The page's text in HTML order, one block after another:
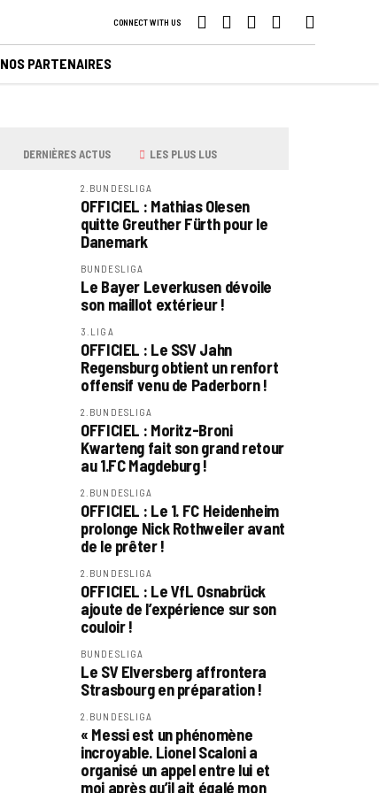
CONNECT WITH US
NOS PARTENAIRES
DERNIÈRES ACTUS LES PLUS LUS
2.BUNDESLIGA
OFFICIEL : Mathias Olesen
quitte Greuther Fürth pour le
Danemark
BUNDESLIGA
Le Bayer Leverkusen dévoile
son maillot extérieur !
3.LIGA
OFFICIEL : Le SSV Jahn
Regensburg obtient un renfort
offensif venu de Paderborn !
2.BUNDESLIGA
OFFICIEL : Moritz-Broni
Kwarteng fait son grand retour
au 1.FC Magdeburg !
2.BUNDESLIGA
OFFICIEL : Le 1. FC Heidenheim
prolonge Nick Rothweiler avant
de le prêter !
2.BUNDESLIGA
OFFICIEL : Le VfL Osnabrück
ajoute de l’expérience sur son
couloir !
BUNDESLIGA
Le SV Elversberg affrontera
Strasbourg en préparation !
2.BUNDESLIGA
« Messi est un phénomène
incroyable. Lionel Scaloni a
organisé un appel entre lui et
moi après qu’il ait égalé mon